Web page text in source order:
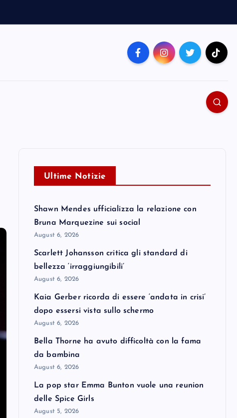
Ultime Notizie
Shawn Mendes ufficializza la relazione con
Bruna Marquezine sui social
August 6, 2026
Scarlett Johansson critica gli standard di
bellezza ‘irraggiungibili’
August 6, 2026
Kaia Gerber ricorda di essere ‘andata in crisi’
dopo essersi vista sullo schermo
August 6, 2026
Bella Thorne ha avuto difficoltà con la fama
da bambina
August 6, 2026
La pop star Emma Bunton vuole una reunion
delle Spice Girls
August 5, 2026